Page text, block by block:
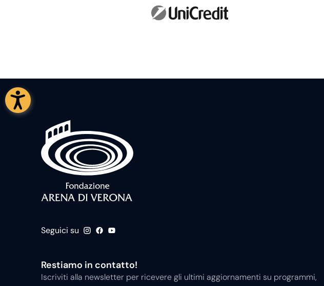
Seguici su
Restiamo in contatto!
Iscriviti alla newsletter per ricevere gli ultimi aggiornamenti su programmi,